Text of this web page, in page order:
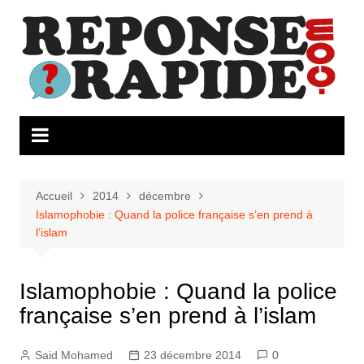
contenu
Accueil 2014
décembre
Islamophobie : Quand la police française s’en prend à
l’islam
Islamophobie : Quand la police
française s’en prend à l’islam
Said Mohamed 23 décembre 2014
0